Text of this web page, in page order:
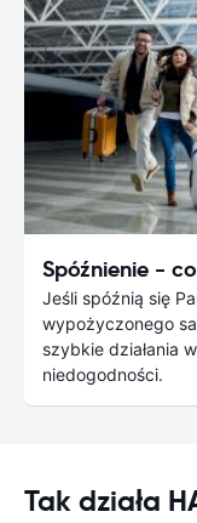
Spóźnienie -
Jeśli spóźnią się
wypożyczonego
szybkie działania
niedogodności.
Tak działa